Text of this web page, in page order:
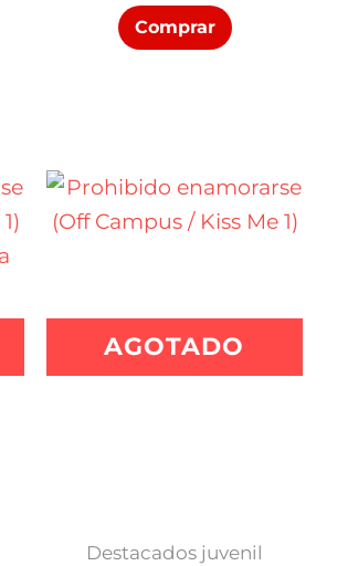
Comprar
AGOTADO
Destacados juvenil